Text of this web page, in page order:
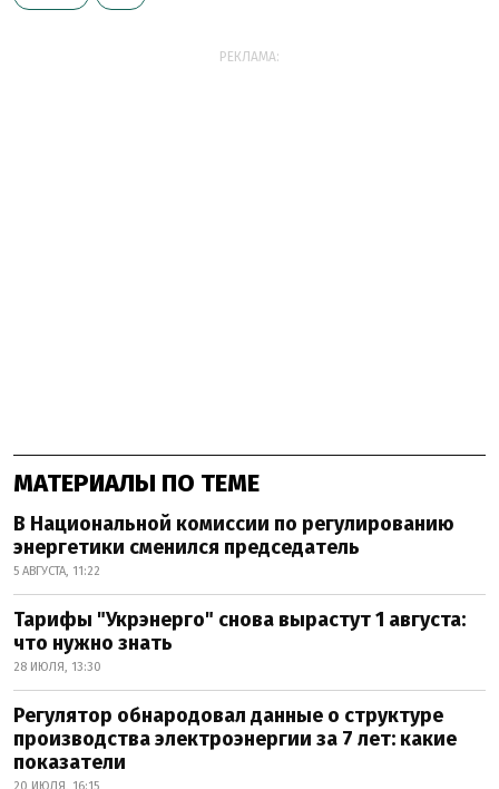
РЕКЛАМА:
МАТЕРИАЛЫ ПО ТЕМЕ
В Национальной комиссии по регулированию
энергетики сменился председатель
5 АВГУСТА, 11:22
Тарифы "Укрэнерго" снова вырастут 1 августа:
что нужно знать
28 ИЮЛЯ, 13:30
Регулятор обнародовал данные о структуре
производства электроэнергии за 7 лет: какие
показатели